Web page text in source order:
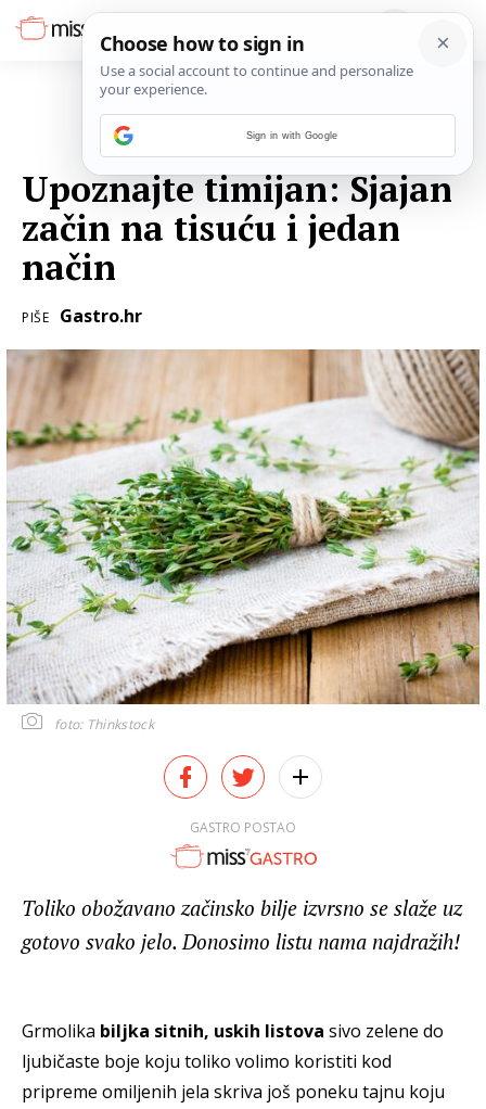
Upoznajte timijan: Sjajan
začin na tisuću i jedan
način
PIŠE Gastro.hr
foto: Thinkstock
GASTRO POSTAO
Toliko obožavano začinsko bilje izvrsno se slaže uz
gotovo svako jelo. Donosimo listu nama najdražih!
Grmolika biljka sitnih, uskih listova sivo zelene do
ljubičaste boje koju toliko volimo koristiti kod
pripreme omiljenih jela skriva još poneku tajnu koju
Sign in with Google